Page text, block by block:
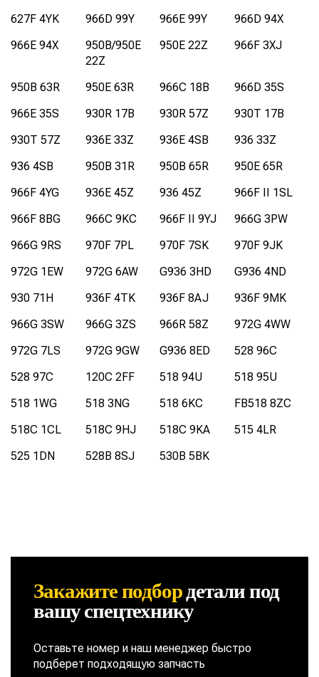
627F 4YK
966D 99Y 966E 99Y
966D 94X
966E 94X
950B/950E
22Z
950E 22Z 966F 3XJ
950B 63R 950E 63R 966C 18B
966D 35S
966E 35S
930R 17B 930R 57Z
930T 17B
930T 57Z
936E 33Z 936E 4SB
936 33Z
936 4SB
950B 31R 950B 65R
950E 65R
966F 4YG
936E 45Z 936 45Z
966F II 1SL
966F 8BG
966C 9KC 966F II 9YJ
966G 3PW
966G 9RS
970F 7PL 970F 7SK
970F 9JK
972G 1EW
972G 6AW G936 3HD
G936 4ND
930 71H
936F 4TK 936F 8AJ
936F 9MK
966G 3SW
966G 3ZS 966R 58Z
972G 4WW
972G 7LS
972G 9GW G936 8ED
528 96C
528 97C
120C 2FF 518 94U
518 95U
518 1WG
518 3NG 518 6KC
FB518 8ZC
518C 1CL
518C 9HJ 518C 9KA
515 4LR
525 1DN
528B 8SJ 530B 5BK
Закажите подбордеталипод
вашу спецтехнику
Оставьте номер и наш менеджер быстро
подберет подходящую запчасть